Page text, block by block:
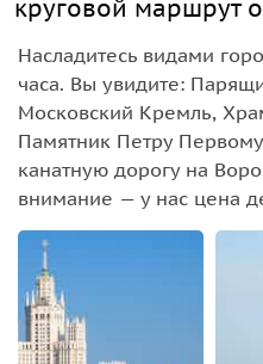
круговой маршрут
Насладитесь видами
часа. Вы увидите:
Московский Кремль,
Памятник Петру
канатную дорогу на
внимание — у нас цена